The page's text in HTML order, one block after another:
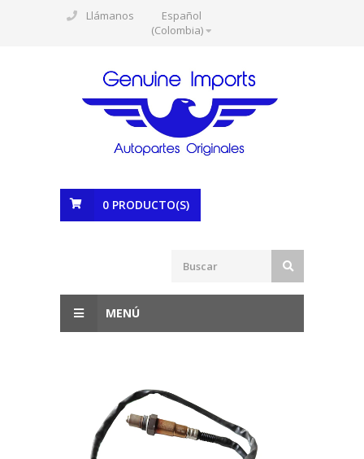
Llámanos
Español
(Colombia)
0 PRODUCTO(S)
MENÚ